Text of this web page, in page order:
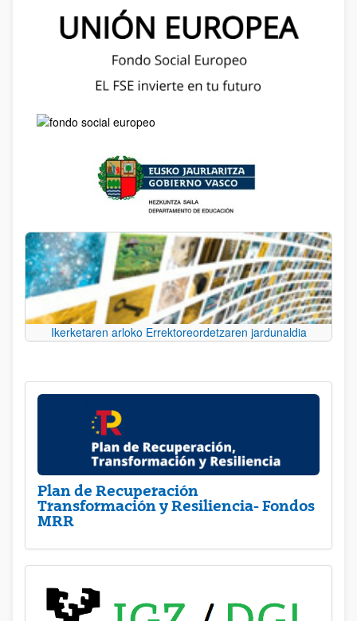
Ikerketaren arloko Errektoreordetzaren jardunaldia
Plan de Recuperación
Transformación y Resiliencia- Fondos
MRR